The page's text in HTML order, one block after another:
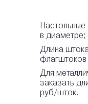
в диаметре;
Длина
Для
заказать
руб/шток.